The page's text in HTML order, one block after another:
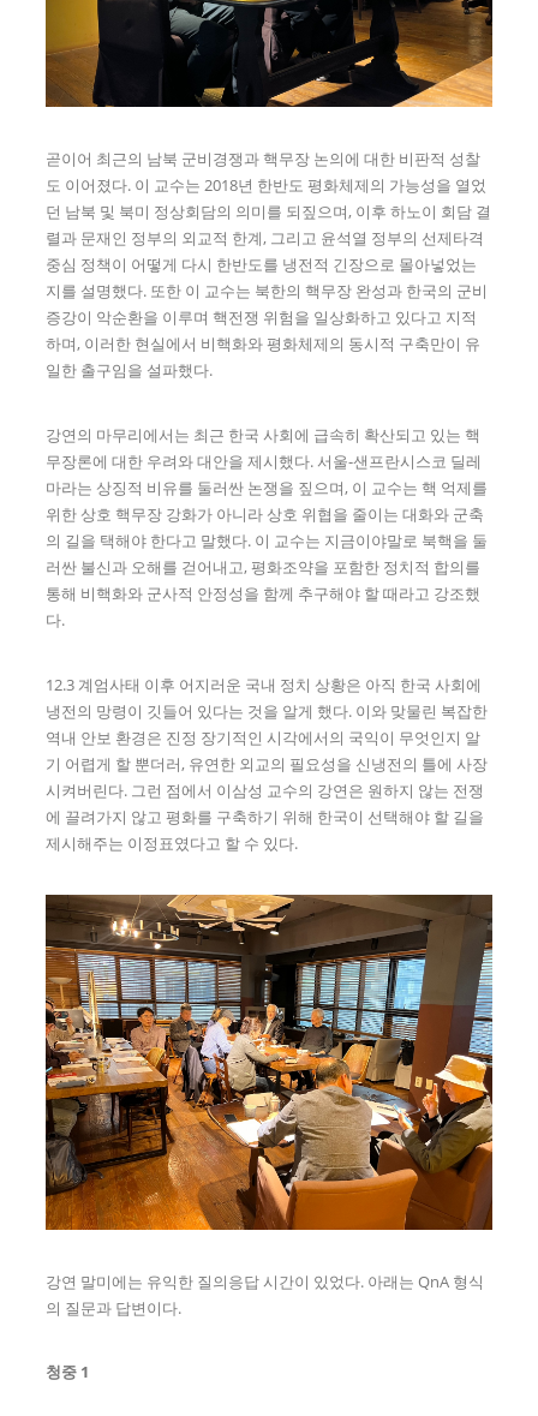
곧이어 최근의 남북 군비경쟁과 핵무장 논의에 대한 비판적 성찰
도 이어졌다. 이 교수는 2018년 한반도 평화체제의 가능성을 열었
던 남북 및 북미 정상회담의 의미를 되짚으며, 이후 하노이 회담 결
렬과 문재인 정부의 외교적 한계, 그리고 윤석열 정부의 선제타격
중심 정책이 어떻게 다시 한반도를 냉전적 긴장으로 몰아넣었는
지를 설명했다. 또한 이 교수는 북한의 핵무장 완성과 한국의 군비
증강이 악순환을 이루며 핵전쟁 위험을 일상화하고 있다고 지적
하며, 이러한 현실에서 비핵화와 평화체제의 동시적 구축만이 유
일한 출구임을 설파했다.
강연의 마무리에서는 최근 한국 사회에 급속히 확산되고 있는 핵
무장론에 대한 우려와 대안을 제시했다. 서울-샌프란시스코 딜레
마라는 상징적 비유를 둘러싼 논쟁을 짚으며, 이 교수는 핵 억제를
위한 상호 핵무장 강화가 아니라 상호 위협을 줄이는 대화와 군축
의 길을 택해야 한다고 말했다. 이 교수는 지금이야말로 북핵을 둘
러싼 불신과 오해를 걷어내고, 평화조약을 포함한 정치적 합의를
통해 비핵화와 군사적 안정성을 함께 추구해야 할 때라고 강조했
다.
12.3 계엄사태 이후 어지러운 국내 정치 상황은 아직 한국 사회에
냉전의 망령이 깃들어 있다는 것을 알게 했다. 이와 맞물린 복잡한
역내 안보 환경은 진정 장기적인 시각에서의 국익이 무엇인지 알
기 어렵게 할 뿐더러, 유연한 외교의 필요성을 신냉전의 틀에 사장
시켜버린다. 그런 점에서 이삼성 교수의 강연은 원하지 않는 전쟁
에 끌려가지 않고 평화를 구축하기 위해 한국이 선택해야 할 길을
제시해주는 이정표였다고 할 수 있다.
강연 말미에는 유익한 질의응답 시간이 있었다. 아래는 QnA 형식
의 질문과 답변이다.
청중 1